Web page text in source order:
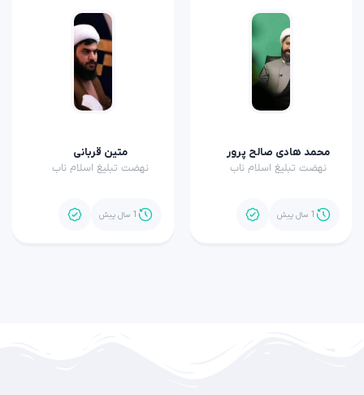
محمد هادی صالح پرور
نهضت تبلیغ اسلام ناب
1 سال پیش
متین قربانی
نهضت تبلیغ اسلام ناب
1 سال پیش